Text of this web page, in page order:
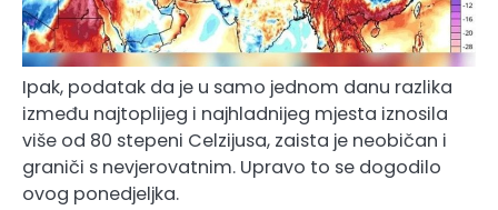
Ipak, podatak da je u samo jednom danu razlika
između najtoplijeg i najhladnijeg mjesta iznosila
više od 80 stepeni Celzijusa, zaista je neobičan i
graniči s nevjerovatnim. Upravo to se dogodilo
ovog ponedjeljka.